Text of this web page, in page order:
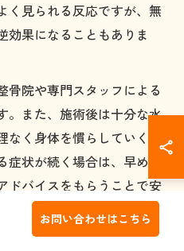
く見られる反応ですが、無
効果になることもありま
骨院や専門スタッフによる
。また、施術後は十分な水
く身体を慣らしていくこ
状が続く場合は、早めに
ドバイスをもらうことで安
お問い合わせはこちら